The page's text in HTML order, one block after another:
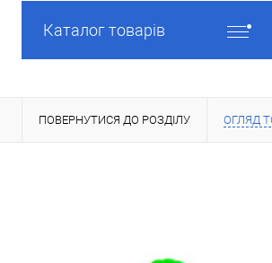
Каталог товарів
ПОВЕРНУТИСЯ ДО РОЗДІЛУ ОГЛЯД